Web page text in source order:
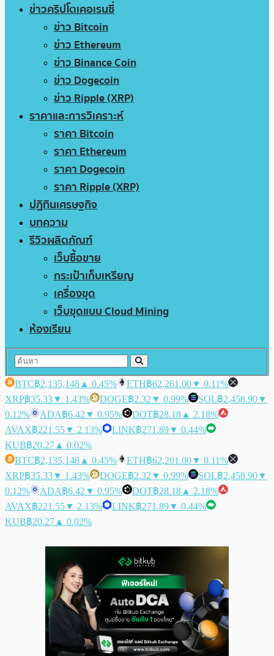
ข่าวคริปโตเคอเรนซี่
ข่าว Bitcoin
ข่าว Ethereum
ข่าว Binance Coin
ข่าว Dogecoin
ข่าว Ripple (XRP)
ราคาและการวิเคราะห์
ราคา Bitcoin
ราคา Ethereum
ราคา Dogecoin
ราคา Ripple (XRP)
ปฏิทินเศรษฐกิจ
บทความ
รีวิวผลิตภัณฑ์
เว็บซื้อขาย
กระเป๋าเก็บเหรียญ
เครื่องขุด
เว็บขุดแบบ Cloud Mining
ห้องเรียน
BTC฿2,135,148 ▲ 0.45% ETH฿62,261.00▼ 0.11%
XRP฿35.33▼ 1.43% DOGE฿2.32 ▼ 0.99% SOL฿2,458.90▼
0.12%
ADA฿6.42 ▼ 0.95% DOT฿28.18 ▲ 2.18%
AVAX฿221.55▼ 2.13% LINK฿271.89▼ 0.44%
KUB฿20.27 ▲ 0.02%
BTC฿2,135,148 ▲ 0.45% ETH฿62,261.00▼ 0.11%
XRP฿35.33▼ 1.43% DOGE฿2.32 ▼ 0.99% SOL฿2,458.90▼
0.12%
ADA฿6.42 ▼ 0.95% DOT฿28.18 ▲ 2.18%
AVAX฿221.55▼ 2.13% LINK฿271.89▼ 0.44%
KUB฿20.27 ▲ 0.02%